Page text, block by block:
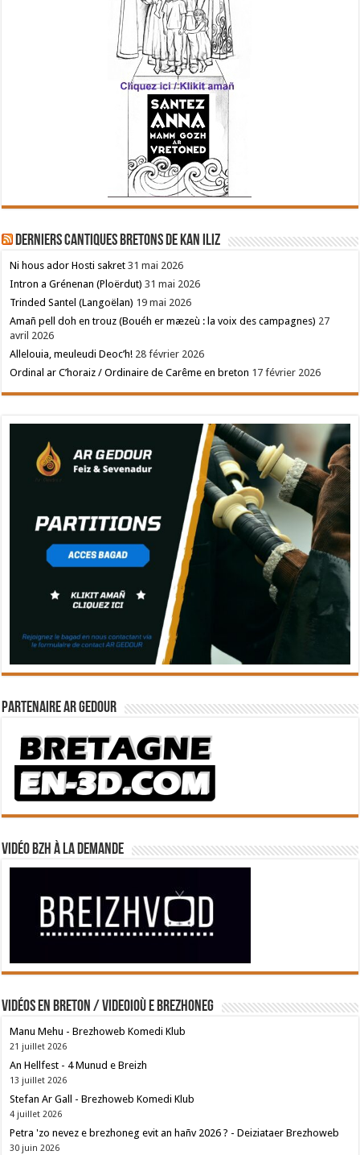
Derniers cantiques bretons de Kan Iliz
Ni hous ador Hosti sakret 31 mai 2026
Intron a Grénenan (Ploërdut) 31 mai 2026
Trinded Santel (Langoëlan) 19 mai 2026
Amañ pell doh en trouz (Bouéh er mæzeù : la voix des campagnes) 27
avril 2026
Allelouia, meuleudi Deoc’h! 28 février 2026
Ordinal ar C’horaiz / Ordinaire de Carême en breton 17 février 2026
Partenaire Ar Gedour
Vidéo BZH à la demande
Vidéos en breton / Videoioù e brezhoneg
Manu Mehu - Brezhoweb Komedi Klub
21 juillet 2026
An Hellfest - 4 Munud e Breizh
13 juillet 2026
Stefan Ar Gall - Brezhoweb Komedi Klub
4 juillet 2026
Petra 'zo nevez e brezhoneg evit an hañv 2026 ? - Deiziataer Brezhoweb
30 juin 2026